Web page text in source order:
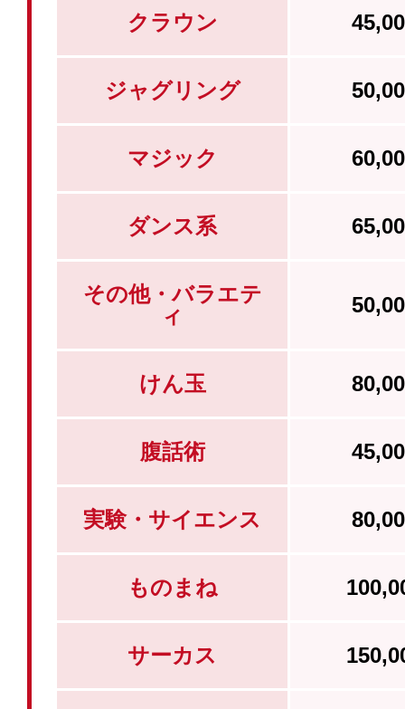
クラウン
ジャグリング
マジック
ダンス系
その他・バラエテ
ィ
けん玉
腹話術
実験・サイエンス
ものまね
サーカス